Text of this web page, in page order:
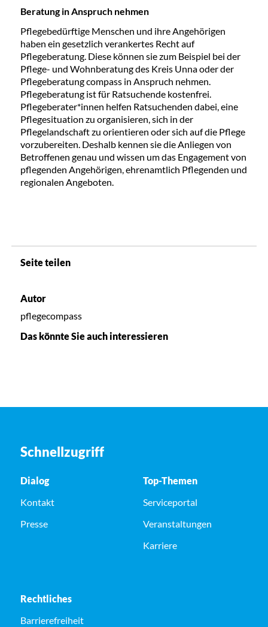
Beratung in Anspruch nehmen
Pflegebedürftige Menschen und ihre Angehörigen
haben ein gesetzlich verankertes Recht auf
Pflegeberatung. Diese können sie zum Beispiel bei der
Pflege- und Wohnberatung des Kreis Unna oder der
Pflegeberatung compass in Anspruch nehmen.
Pflegeberatung ist für Ratsuchende kostenfrei.
Pflegeberater*innen helfen Ratsuchenden dabei, eine
Pflegesituation zu organisieren, sich in der
Pflegelandschaft zu orientieren oder sich auf die Pflege
vorzubereiten. Deshalb kennen sie die Anliegen von
Betroffenen genau und wissen um das Engagement von
pflegenden Angehörigen, ehrenamtlich Pflegenden und
regionalen Angeboten.
Seite teilen
Autor
pflegecompass
Das könnte Sie auch interessieren
Schnellzugriff
Dialog
Kontakt
Presse
Top-Themen
Serviceportal
Veranstaltungen
Karriere
Rechtliches
Barrierefreiheit